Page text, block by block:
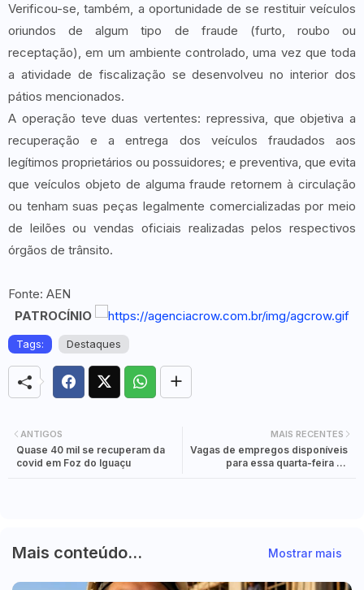
Verificou-se, também, a oportunidade de se restituir veículos
oriundos de algum tipo de fraude (furto, roubo ou
receptação), em um ambiente controlado, uma vez que toda
a atividade de fiscalização se desenvolveu no interior dos
pátios mencionados.
A operação teve duas vertentes: repressiva, que objetiva a
recuperação e a entrega dos veículos fraudados aos
legítimos proprietários ou possuidores; e preventiva, que evita
que veículos objeto de alguma fraude retornem à circulação
ou tenham suas peças legalmente comercializadas por meio
de leilões ou vendas oficiais realizadas pelos respectivos
órgãos de trânsito.
Fonte: AEN
PATROCÍNIO
Tags: Destaques
MAIS RECENTES
Vagas de empregos disponíveis
para essa quarta-feira na
ANTIGOS
Quase 40 mil se recuperam da
covid em Foz do Iguaçu
Mais conteúdo... Mostrar mais